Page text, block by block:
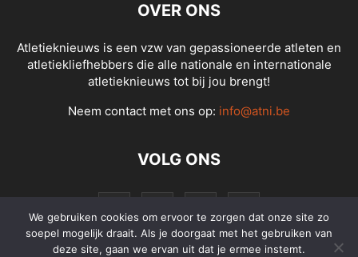
OVER ONS
Atletieknieuws is een vzw van gepassioneerde atleten en
atletiekliefhebbers die alle nationale en internationale
atletieknieuws tot bij jou brengt!
Neem contact met ons op: info@atni.be
VOLG ONS
We gebruiken cookies om ervoor te zorgen dat onze site zo
soepel mogelijk draait. Als je doorgaat met het gebruiken van
deze site, gaan we ervan uit dat je ermee instemt.